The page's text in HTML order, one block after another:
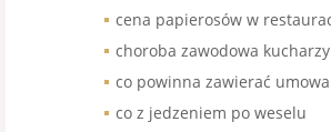
cena papierosów w
choroba zawodowa kucharzy
co powinna zawierać
co z jedzeniem po weselu